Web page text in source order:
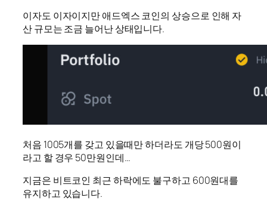
이자도 이자이지만 애드엑스 코인의 상승으로 인해 자
산 규모는 조금 늘어난 상태입니다.
처음 1005개를 갖고 있을때만 하더라도 개당 500원이
라고 할 경우 50만원인데…
지금은 비트코인 최근 하락에도 불구하고 600원대를
유지하고 있습니다.